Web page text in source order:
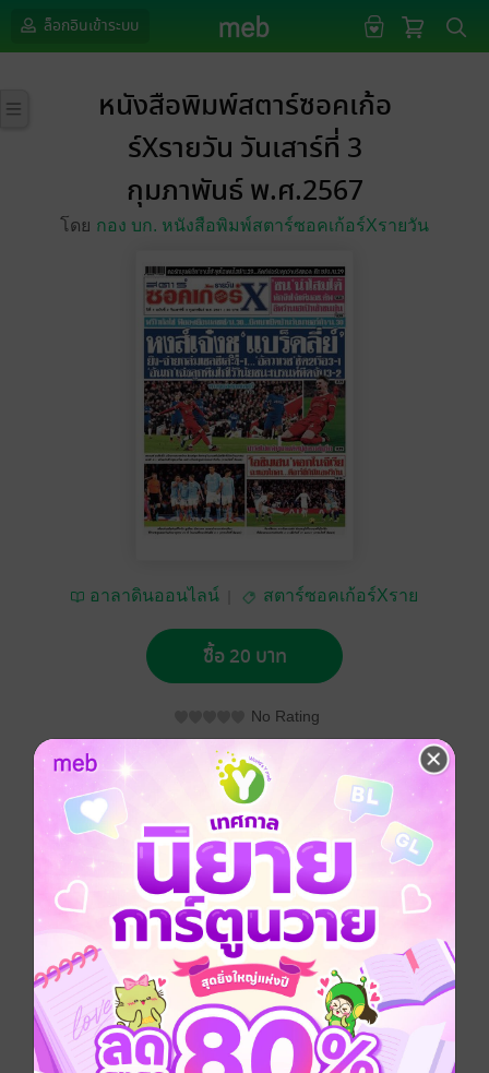
ล็อกอินเข้าระบบ
หนังสือพิมพ์สตาร์ซอคเก้อ
ร์Xรายวัน วันเสาร์ที่ 3
กุมภาพันธ์ พ.ศ.2567
โดย กอง บก. หนังสือพิมพ์สตาร์ซอคเก้อร์Xรายวัน
อาลาดินออนไลน์
สตาร์ซอคเก้อร์Xราย
ซื้อ 20 บาท
No Rating
อยากได้ ซื้อเป็นของขวัญ ติดตาม แชร์
หนังสือพิมพ์สตาร์ซอคเก้อร์Xรายวัน วันเสาร์ที่ 3
กุมภาพันธ์ พ.ศ.2567
ประเภทไฟล์ pdf
วันที่วางขาย 02 กุมภาพันธ์ 2567
ความยาว 32 หน้า